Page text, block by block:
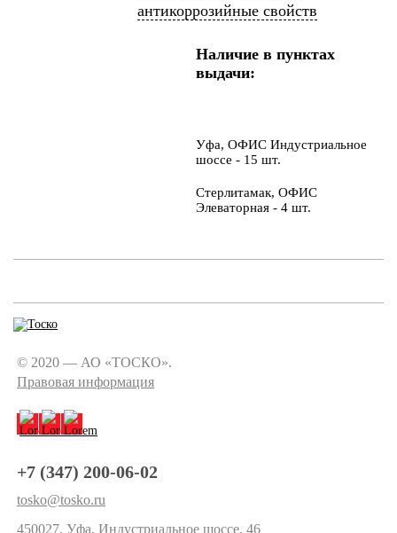
антикоррозийные свойств
Наличие в пунктах
выдачи:
Уфа, ОФИС Индустриальное
шоссе - 15 шт.
Стерлитамак, ОФИС
Элеваторная - 4 шт.
© 2020 — АО «ТОСКО».
Правовая информация
+7 (347) 200-06-02
tosko@tosko.ru
450027, Уфа, Индустриальное шоссе, 46